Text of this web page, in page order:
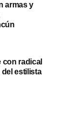
armas y
radical
estilista